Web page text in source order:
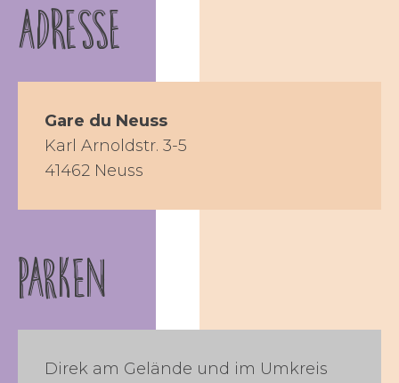
Adresse
Gare du Neuss
Karl Arnoldstr. 3-5
41462 Neuss
PARKEN
Direk am Gelände und im Umkreis